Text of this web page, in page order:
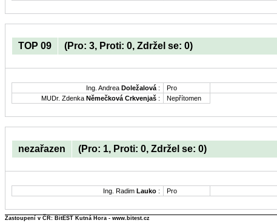
TOP 09 (Pro: 3, Proti: 0, Zdržel se: 0)
Ing. Andrea Doležalová : Pro
MUDr. Zdenka Němečková Crkvenjaš : Nepřítomen
nezařazen (Pro: 1, Proti: 0, Zdržel se: 0)
Ing. Radim Lauko : Pro
Zastoupení v ČR: BitEST Kutná Hora - www.bitest.cz